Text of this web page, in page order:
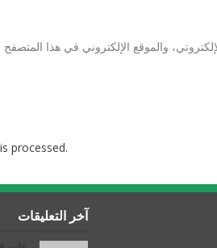
والموقع الإلكتروني في هذا المتصفح
processed.
آخر التعليقات